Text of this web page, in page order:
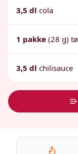
3,5 dl cola
1 pakke (28 g)
3,5 dl chilisauce